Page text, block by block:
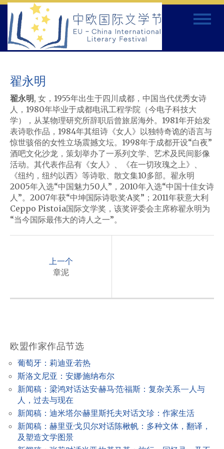
Skip
content
Toggle
翟永明
翟永明, 女， 1955年出生于四川成都，中国当代优秀女诗
人， 1980年毕业于成都电讯工程学院（今电子科技大
学），从某物理研究所辞职后曾旅居海外。 1981年开始发
表诗歌作品， 1984年其组诗《女人》以独特奇诡的语言与
惊世骇俗的女性立场震撼文坛。 1998年于成都开设“白夜”
酒吧文化沙龙，策划举办了一系列文学、艺术及民间影像
活动。其代表作品有《女人》、《在一切玫瑰之上》、
《纽约，纽约以西》等诗歌、散文集10多部。翟永明
2005年入选“中国魅力50人 ” ， 2010年入选“中国十佳女诗
人 ”。 2007年获“中坤国际诗歌奖·A奖” ； 2011年获意大利
Ceppo Pistoia国际文学奖，该奖评委会主席称翟永明为
“当今国际最伟大的诗人之一”。
v
i
g
a
i
上一个
章泥
欧盟作家作品节选
葡萄牙：莉迪亚·若热
斯洛文尼亚：安娜·施纳布尔
新闻稿：梁鸿对话达安·赫马·范·福斯：复杂关系—人与
人，过去与现在
新闻稿：迪米塔尔·赫里斯托夫对话文珍：作家生活
新闻稿：赫里亚·戈贝尔对话陈楸帆：多种文体，翻译，
及塑造文学图景